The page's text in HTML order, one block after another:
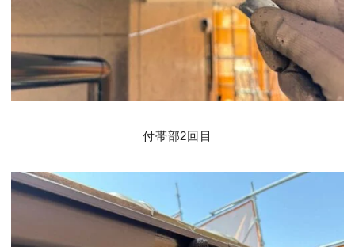
付帯部2回目